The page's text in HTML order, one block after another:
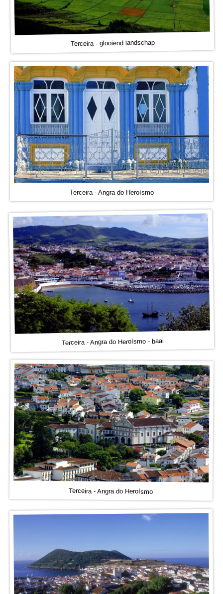
Terceira - glooiend landschap
Terceira - Angra do Heroísmo
Terceira - Angra do Heroísmo - baai
Terceira - Angra do Heroísmo